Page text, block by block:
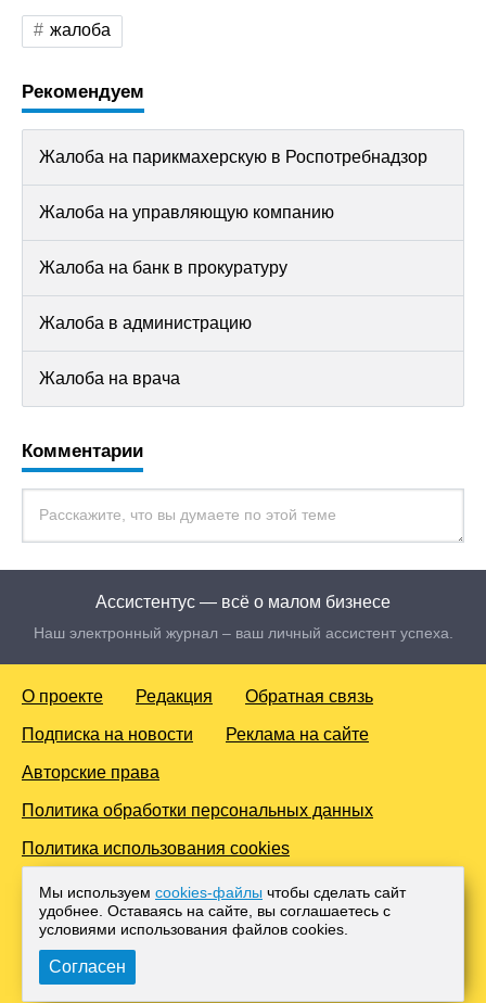
жалоба
Рекомендуем
Жалоба на парикмахерскую в Роспотребнадзор
Жалоба на управляющую компанию
Жалоба на банк в прокуратуру
Жалоба в администрацию
Жалоба на врача
Комментарии
Ассистентус — всё о малом бизнесе
Наш электронный журнал – ваш личный ассистент успеха.
О проекте Редакция Обратная связь
Подписка на новости Реклама на сайте
Авторские права
Политика обработки персональных данных
Политика использования cookies
© 2016-2026 Все права защищены. Для лиц старше 18 лет.
Любое копирование материалов и тиражирование в сети
Интернет, либо печатных изданиях без согласования с
Администрацией проекта, преследуется законом.
Мы используем cookies-файлы чтобы сделать сайт
удобнее. Оставаясь на сайте, вы соглашаетесь с
условиями использования файлов cооkies.
Согласен